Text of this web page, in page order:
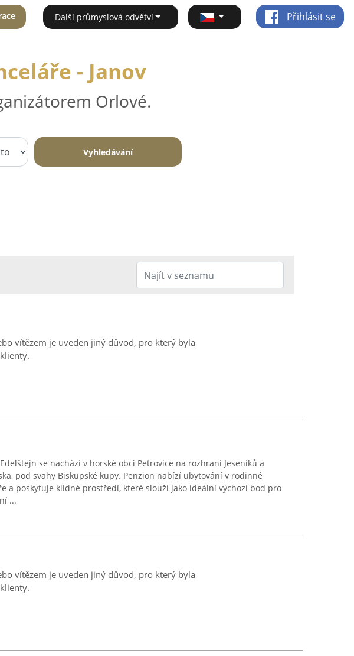
Další průmyslová odvětví Přihlásit se
- Janov
Orlové.
Vyhledávání
vítězem je uveden jiný důvod, pro který byla
se nachází v horské obci Petrovice na rozhraní Jeseníků a
pod svahy Biskupské kupy. Penzion nabízí ubytování v rodinné
a poskytuje klidné prostředí, které slouží jako ideální výchozí bod pro
...
vítězem je uveden jiný důvod, pro který byla